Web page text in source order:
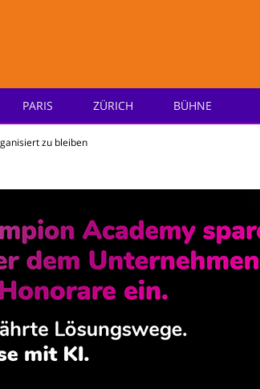
PARIS ZÜRICH BÜHNE
zu bleiben